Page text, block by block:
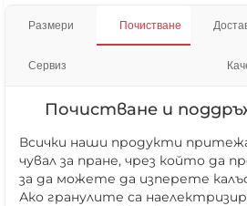
Размери Почистване
Сервиз
Почистване и
Всички наши продукти
чувал за пране, чрез който да
за да можете да изперете
Ако гранулите са